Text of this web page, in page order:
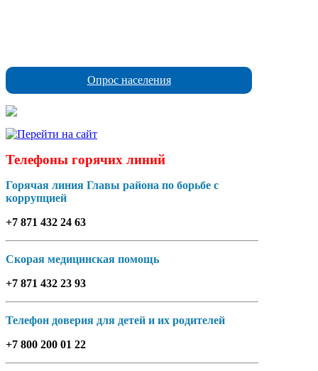
Опрос населения
Телефоны горячих линий
Горячая линия Главы района по борьбе с
коррупцией
+7 871 432 24 63
Скорая медицинская помощь
+7 871 432 23 93
Телефон доверия для детей и их родителей
+7 800 200 01 22